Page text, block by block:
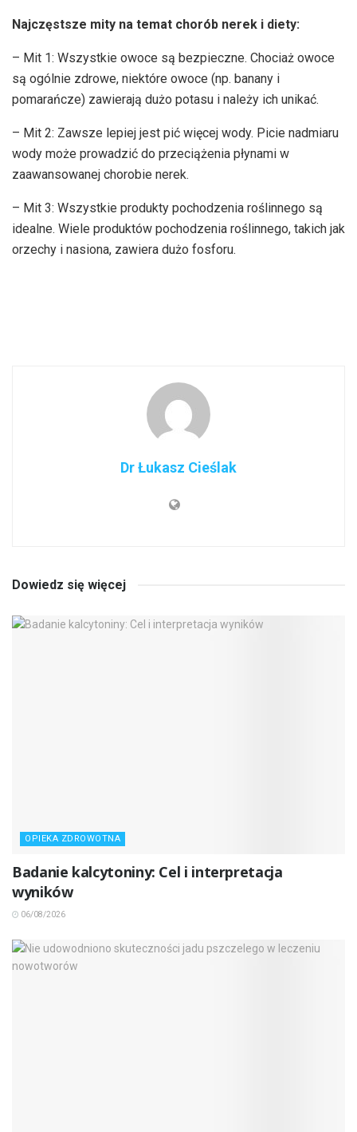
Najczęstsze mity na temat chorób nerek i diety:
– Mit 1: Wszystkie owoce są bezpieczne. Chociaż owoce
są ogólnie zdrowe, niektóre owoce (np. banany i
pomarańcze) zawierają dużo potasu i należy ich unikać.
– Mit 2: Zawsze lepiej jest pić więcej wody. Picie nadmiaru
wody może prowadzić do przeciążenia płynami w
zaawansowanej chorobie nerek.
– Mit 3: Wszystkie produkty pochodzenia roślinnego są
idealne. Wiele produktów pochodzenia roślinnego, takich jak
orzechy i nasiona, zawiera dużo fosforu.
Dr Łukasz Cieślak
Dowiedz się więcej
OPIEKA ZDROWOTNA
Badanie kalcytoniny: Cel i interpretacja
wyników
06/08/2026